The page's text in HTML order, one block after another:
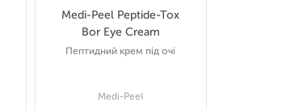
Medi-Peel Peptide-Tox
Bor Eye Cream
Пептидний крем під очі
Medi-Peel